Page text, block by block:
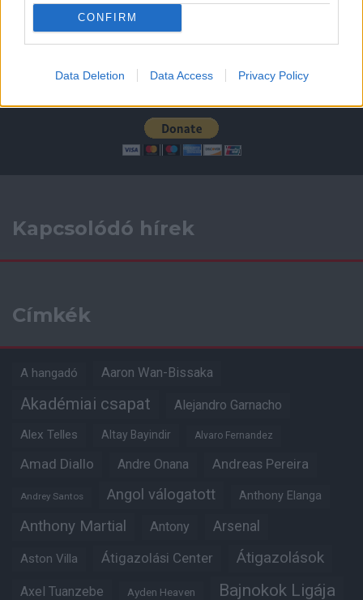
CONFIRM
Data Deletion Data Access Privacy Policy
Támogatás
a ManUtdFanatics.hu működését!
Kapcsolódó hírek
Címkék
A hangadó Aaron Wan-Bissaka
Akadémiai csapat Alejandro Garnacho
Alex Telles Altay Bayindir Alvaro Fernandez
Amad Diallo Andre Onana Andreas Pereira
Andrey Santos Angol válogatott Anthony Elanga
Anthony Martial Antony Arsenal
Aston Villa Átigazolási Center Átigazolások
Axel Tuanzebe Ayden Heaven Bajnokok Ligája